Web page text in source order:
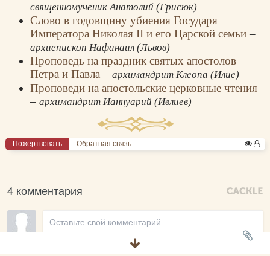
священномученик Анатолий (Грисюк)
Слово в годовщину убиения Государя
Императора Николая II и его Царской семьи–
архиепископ Нафанаил (Львов)
Проповедь на праздник святых апостолов
Петра и Павла– архимандрит Клеопа (Илие)
Проповеди на апостольские церковные чтения
– архимандрит Ианнуарий (Ивлиев)
Пожертвовать Обратная связь
4 комментария